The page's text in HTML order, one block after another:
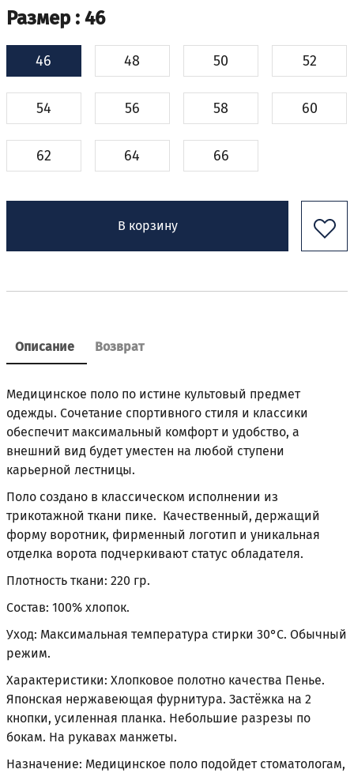
Размер : 46
46 48 50 52
54 56 58 60
62 64 66
В корзину
Описание Возврат
Медицинское поло по истине культовый предмет
одежды. Сочетание спортивного стиля и классики
обеспечит максимальный комфорт и удобство, а
внешний вид будет уместен на любой ступени
карьерной лестницы.
Поло создано в классическом исполнении из
трикотажной ткани пике. Качественный, держащий
форму воротник, фирменный логотип и уникальная
отделка ворота подчеркивают статус обладателя.
Плотность ткани: 220 гр.
Состав: 100% хлопок.
Уход: Максимальная температура стирки 30°С. Обычный
режим.
Характеристики: Хлопковое полотно качества Пенье.
Японская нержавеющая фурнитура. Застёжка на 2
кнопки, усиленная планка. Небольшие разрезы по
бокам. На рукавах манжеты.
Назначение: Медицинское поло подойдет стоматологам,